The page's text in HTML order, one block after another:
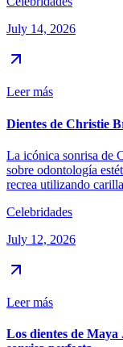
July 14, 2026
Leer más
Dientes de Christie
La icónica sonrisa de
sobre odontología
recrea utilizando
Celebridades
July 12, 2026
Leer más
Los dientes de Maya